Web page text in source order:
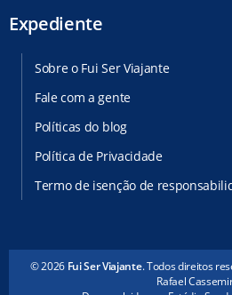
Expediente
Sobre o Fui Ser Viajante
Fale com a gente
Políticas do blog
Política de Privacidade
Termo de isenção de
© 2026 Fui Ser Viajante. Todos direitos
Rafael